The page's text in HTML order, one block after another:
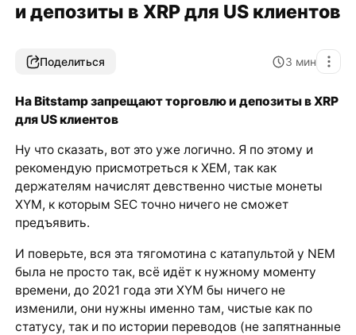
и депозиты в XRP для US клиентов
Поделиться 3 мин
На Bitstamp запрещают торговлю и депозиты в XRP
для US клиентов
Ну что сказать, вот это уже логично. Я по этому и
рекомендую присмотреться к XEM, так как
держателям начислят девственно чистые монеты
XYM, к которым SEC точно ничего не сможет
предъявить.
И поверьте, вся эта тягомотина с катапультой у NEM
была не просто так, всё идёт к нужному моменту
времени, до 2021 года эти XYM бы ничего не
изменили, они нужны именно там, чистые как по
статусу, так и по истории переводов (не запятнанные